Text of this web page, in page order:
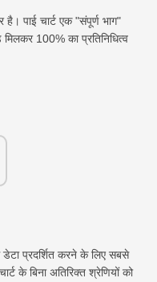
है। पाई चार्ट एक "संपूर्ण भाग"
100% का प्रतिनिधित्व
डेटा प्रदर्शित करने के लिए सबसे
के बिना अतिरिक्त श्रेणियों को